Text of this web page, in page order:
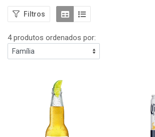
Filtros
4 produtos ordenados por: